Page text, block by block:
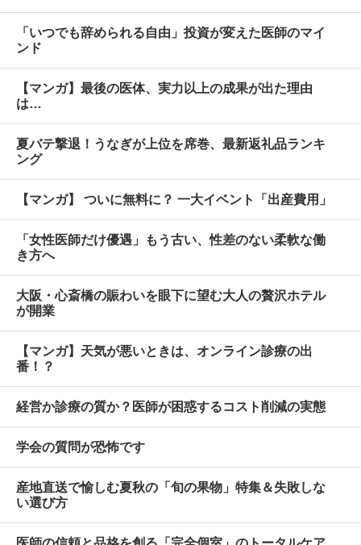
「いつでも辞められる自由」投資が変えた医師のマイ
ンド
【マンガ】最後の医体、実力以上の成果が出た理由
は…
夏バテ撃退！うなぎが上位を席巻、最新返礼品ランキ
ング
【マンガ】 ついに無料に？ 一大イベント「出産費用」
「女性医師だけ優遇」もう古い、性差のない柔軟な働
き方へ
大阪・心斎橋の賑わいを眼下に望む大人の贅沢ホテル
が開業
【マンガ】天気が悪いときは、オンライン診療の出
番！？
経営か診療の質か？医師が困惑するコスト削減の実態
学会の質問が恐怖です
産地直送で愉しむ夏秋の「旬の果物」特集＆失敗しな
い選び方